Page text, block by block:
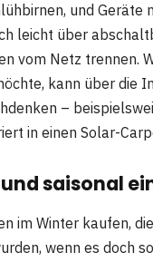
und Geräte
leicht über
vom Netz trennen.
kann über die
–
in einen Solar-
und saisonal
im Winter kaufen,
wenn es doch